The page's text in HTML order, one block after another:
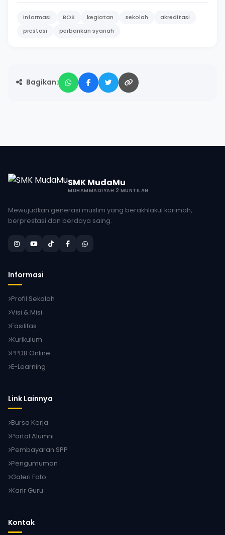
informasi BOS kegiatan sekolah
akreditasi
prestasi
perbankan syariah
Bagikan:
SMK MudaMu
MUHAMMADIYAH 2 MUNTILAN
Mewujudkan generasi muslim yang berakhlakul karimah,
berprestasi dan berdaya saing.
Informasi
Profil Sekolah
Visi & Misi
Fasilitas
Kurikulum
PPDB Online
E-Learning
Link Lainnya
Bursa Kerja
Portal Alumni
Pembayaran SPP
Pengumuman
Galeri Foto
Karir Guru
Kontak